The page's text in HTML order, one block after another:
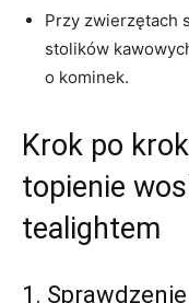
Przy zwierzętach
stolików
o kominek.
Krok po
topienie
tealightem
1.